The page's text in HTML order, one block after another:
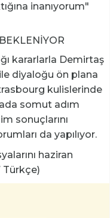
inanıyorum"
kararlarla Demirtaş
diyaloğu ön plana
kulislerinde
somut adım
sonuçlarını
da yapılıyor.
haziran
Türkçe)